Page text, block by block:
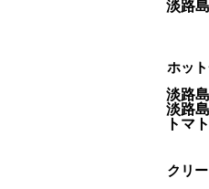
淡路
ホッ
淡路
淡路
トマ
クリ